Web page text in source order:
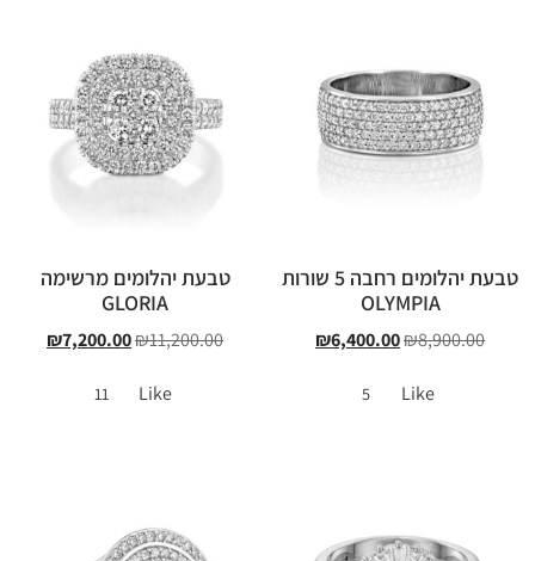
טבעת יהלומים רחבה 5 שורות
OLYMPIA
₪8,900.00
₪6,400.00
Like
5
טבעת יהלומים מרשימה
GLORIA
₪11,200.00
₪7,200.00
Like
11